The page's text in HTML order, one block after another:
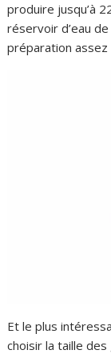
produire jusqu’à
réservoir d’eau
préparation
Et le plus
choisir la taille